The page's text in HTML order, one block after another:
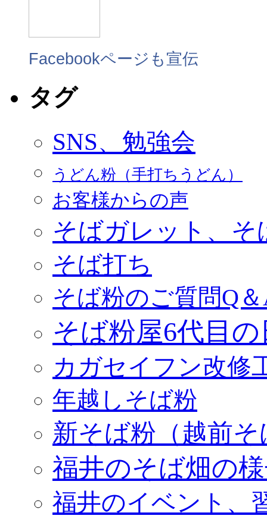
Facebookページも宣伝
タグ
SNS、勉強会
うどん粉（手打ちうどん）
お客様からの声
そばガレット、そ
そば打ち
そば粉のご質問Q
そば粉屋6代目
カガセイフン改修
年越しそば粉
新そば粉（越前そ
福井のそば畑の
福井のイベント、